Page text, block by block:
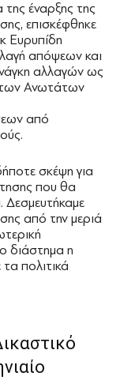
έναρξης της
επισκέφθηκε
Ευρυπίδη
απόψεων και
αλλαγών ως
των Ανωτάτων
από
σκέψη για
που θα
από την μεριά
διάστημα η
πολιτικά